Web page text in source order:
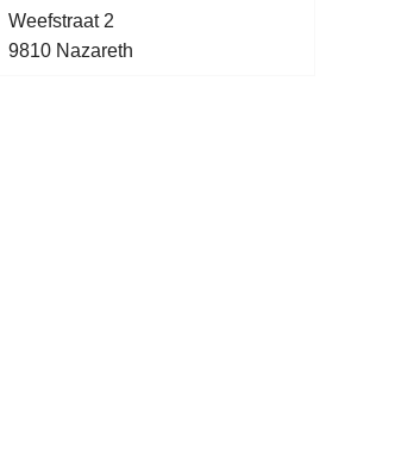
Weefstraat 2
9810 Nazareth